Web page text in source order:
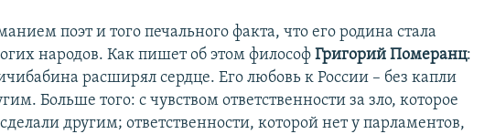
поэт и того печального факта, что его родина стала
народов. Как пишет об этом философГригорий Померанц:
расширял сердце. Его любовь к России – без капли
Больше того: с чувством ответственности за зло, которое
другим; ответственности, которой нет у парламентов,